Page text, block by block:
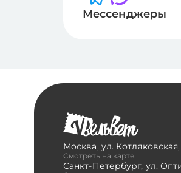
Мессенджеры
Москва, ул. Котляковская,
Смотреть на карте
Санкт-Петербург, ул.